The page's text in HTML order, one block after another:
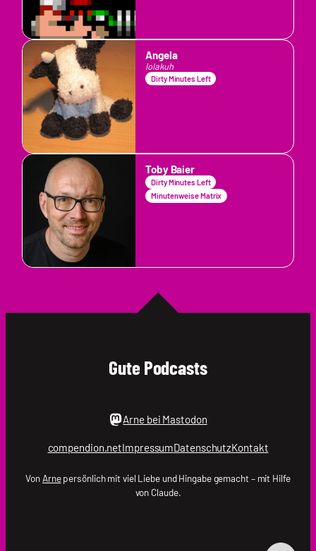
Angela
lolakuh
Dirty Minutes Left
Toby Baier
Dirty Minutes Left
Minutenweise Matrix
Gute Podcasts
Arne bei Mastodon
compendion.netImpressumDatenschutzKontakt
VonArnepersönlich mit viel Liebe und Hingabe gemacht – mit Hilfe
von Claude.